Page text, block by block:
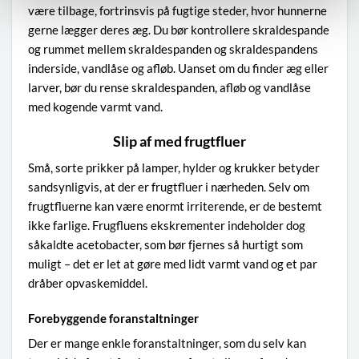
være tilbage, fortrinsvis på fugtige steder, hvor hunnerne
gerne lægger deres æg. Du bør kontrollere skraldespande
og rummet mellem skraldespanden og skraldespandens
inderside, vandlåse og afløb. Uanset om du finder æg eller
larver, bør du rense skraldespanden, afløb og vandlåse
med kogende varmt vand.
Slip af med frugtfluer
Små, sorte prikker på lamper, hylder og krukker betyder
sandsynligvis, at der er frugtfluer i nærheden. Selv om
frugtfluerne kan være enormt irriterende, er de bestemt
ikke farlige. Frugfluens ekskrementer indeholder dog
såkaldte acetobacter, som bør fjernes så hurtigt som
muligt – det er let at gøre med lidt varmt vand og et par
dråber opvaskemiddel.
Forebyggende foranstaltninger
Der er mange enkle foranstaltninger, som du selv kan